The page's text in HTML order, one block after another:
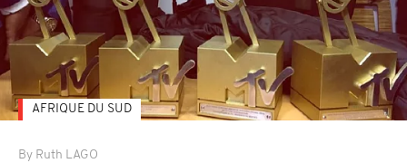
By Ruth LAGO
AFRIQUE DU SUD